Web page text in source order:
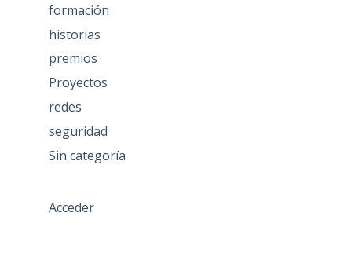
formación
historias
premios
Proyectos
redes
seguridad
Sin categoría
Acceder